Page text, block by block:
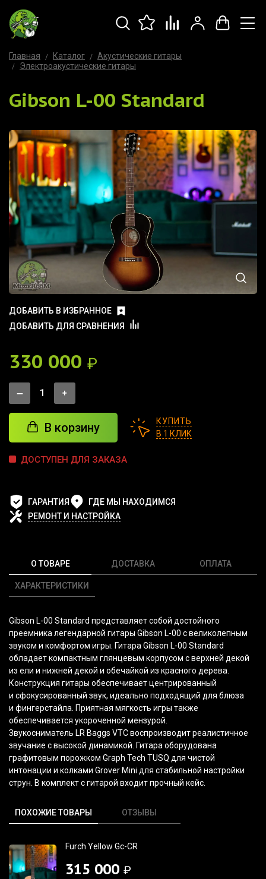
Главная Каталог
Акустические гитары
Электроакустические гитары
Gibson L-00 Standard
ДОБАВИТЬ В ИЗБРАННОЕ
ДОБАВИТЬ ДЛЯ СРАВНЕНИЯ
330 000 ₽
В корзину
КУПИТЬ
В 1 КЛИК
ДОСТУПЕН ДЛЯ ЗАКАЗА
ГАРАНТИЯ
ГДЕ МЫ НАХОДИМСЯ
РЕМОНТ И НАСТРОЙКА
О ТОВАРЕ
ХАРАКТЕРИСТИКИ
ДОСТАВКА ОПЛАТА
Gibson L-00 Standard представляет собой достойного
преемника легендарной гитары Gibson L-00 с великолепным
звуком и комфортом игры. Гитара Gibson L-00 Standard
обладает компактным глянцевым корпусом с верхней декой
из ели и нижней декой и обечайкой из красного дерева.
Конструкция гитары обеспечивает центрированный
и сфокусированный звук, идеально подходящий для блюза
и фингерстайла. Приятная мягкость игры также
обеспечивается укороченной мензурой.
Звукосниматель LR Baggs VTC воспроизводит реалистичное
звучание с высокой динамикой. Гитара оборудована
графитовым порожком Graph Tech TUSQ для чистой
интонации и колками Grover Mini для стабильной настройки
струн. В комплект с гитарой входит прочный кейс.
ПОХОЖИЕ ТОВАРЫ ОТЗЫВЫ
Furch Yellow Gc-CR
315 000 ₽